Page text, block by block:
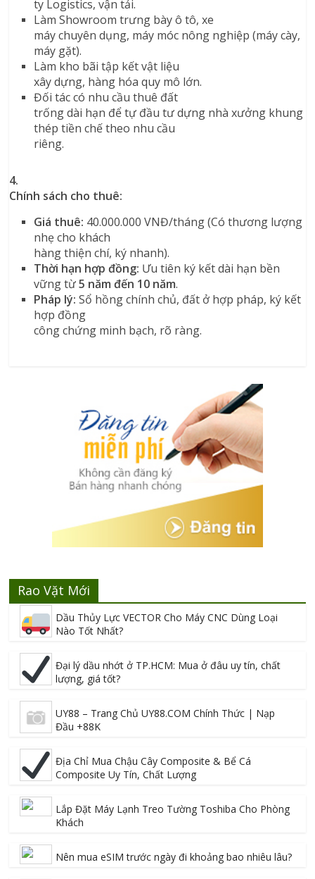
ty Logistics, vận tải.
Làm Showroom trưng bày ô tô, xe
máy chuyên dụng, máy móc nông nghiệp (máy cày,
máy gặt).
Làm kho bãi tập kết vật liệu
xây dựng, hàng hóa quy mô lớn.
Đối tác có nhu cầu thuê đất
trống dài hạn để tự đầu tư dựng nhà xưởng khung
thép tiền chế theo nhu cầu
riêng.
4.
Chính sách cho thuê:
Giá thuê: 40.000.000 VNĐ/tháng (Có thương lượng
nhẹ cho khách
hàng thiện chí, ký nhanh).
Thời hạn hợp đồng: Ưu tiên ký kết dài hạn bền
vững từ5 năm đến 10 năm.
Pháp lý: Sổ hồng chính chủ, đất ở hợp pháp, ký kết
hợp đồng
công chứng minh bạch, rõ ràng.
Rao Vặt Mới
Dầu Thủy Lực VECTOR Cho Máy CNC Dùng Loại
Nào Tốt Nhất?
Đại lý dầu nhớt ở TP.HCM: Mua ở đâu uy tín, chất
lượng, giá tốt?
UY88 – Trang Chủ UY88.COM Chính Thức | Nạp
Đầu +88K
Địa Chỉ Mua Chậu Cây Composite & Bể Cá
Composite Uy Tín, Chất Lượng
Lắp Đặt Máy Lạnh Treo Tường Toshiba Cho Phòng
Khách
Nên mua eSIM trước ngày đi khoảng bao nhiêu lâu?